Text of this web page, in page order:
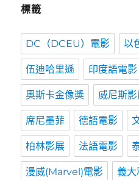
標籤
DC（DCEU）電影 以
伍迪哈里遜 印度語電影
奧斯卡金像獎 威尼斯
席尼墨菲 德語電影
柏林影展 法語電影
漫威(Marvel)電影 義大